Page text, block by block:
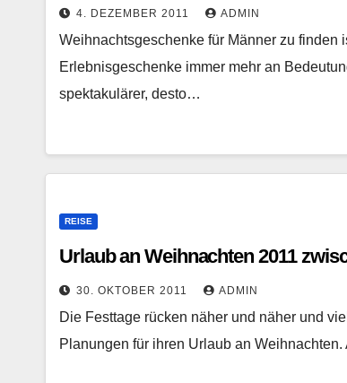
4. DEZEMBER 2011 ADMIN
Weihnachtsgeschenke für Männer zu finden
Erlebnisgeschenke immer mehr an
spektakulärer, desto…
REISE
Urlaub an Weihnachten 2011
30. OKTOBER 2011 ADMIN
Die Festtage rücken näher und näher und
Planungen für ihren Urlaub an